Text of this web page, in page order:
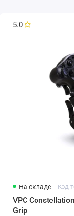
5.0
На складе Код
VPC
Grip